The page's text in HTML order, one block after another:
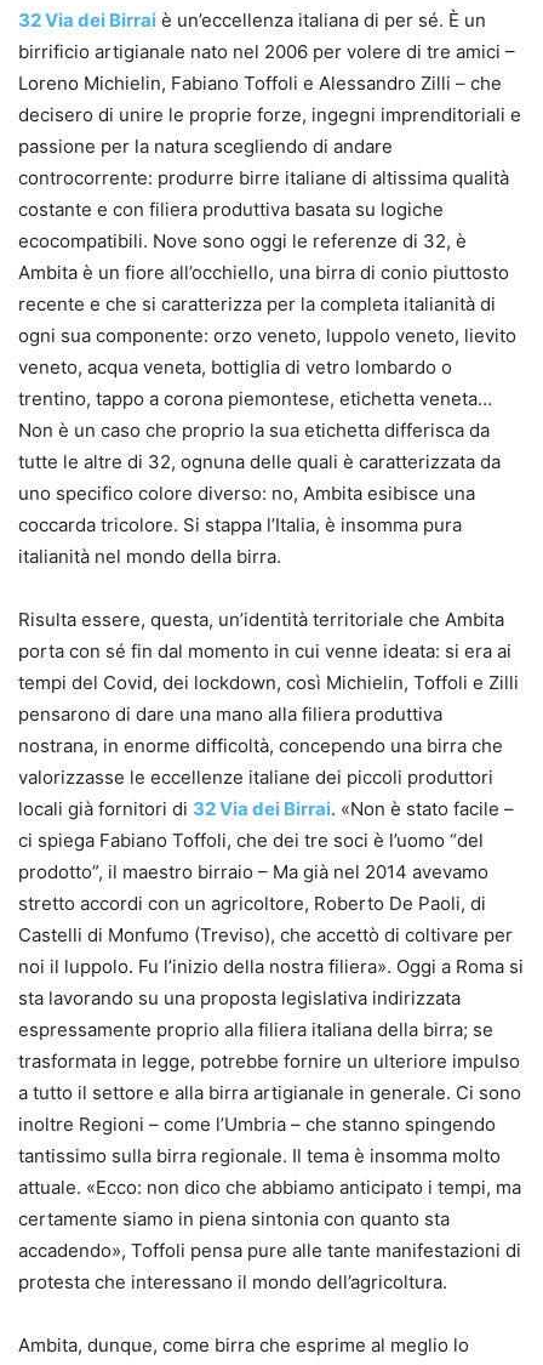
32 Via dei Birrai è un’eccellenza italiana di per sé. È un
birrificio artigianale nato nel 2006 per volere di tre amici –
Loreno Michielin, Fabiano Toffoli e Alessandro Zilli – che
decisero di unire le proprie forze, ingegni imprenditoriali e
passione per la natura scegliendo di andare
controcorrente: produrre birre italiane di altissima qualità
costante e con filiera produttiva basata su logiche
ecocompatibili. Nove sono oggi le referenze di 32, è
Ambita è un fiore all’occhiello, una birra di conio piuttosto
recente e che si caratterizza per la completa italianità di
ogni sua componente: orzo veneto, luppolo veneto, lievito
veneto, acqua veneta, bottiglia di vetro lombardo o
trentino, tappo a corona piemontese, etichetta veneta…
Non è un caso che proprio la sua etichetta differisca da
tutte le altre di 32, ognuna delle quali è caratterizzata da
uno specifico colore diverso: no, Ambita esibisce una
coccarda tricolore. Si stappa l’Italia, è insomma pura
italianità nel mondo della birra.
Risulta essere, questa, un’identità territoriale che Ambita
porta con sé fin dal momento in cui venne ideata: si era ai
tempi del Covid, dei lockdown, così Michielin, Toffoli e Zilli
pensarono di dare una mano alla filiera produttiva
nostrana, in enorme difficoltà, concependo una birra che
valorizzasse le eccellenze italiane dei piccoli produttori
locali già fornitori di 32 Via dei Birrai. «Non è stato facile –
ci spiega Fabiano Toffoli, che dei tre soci è l’uomo “del
prodotto”, il maestro birraio – Ma già nel 2014 avevamo
stretto accordi con un agricoltore, Roberto De Paoli, di
Castelli di Monfumo (Treviso), che accettò di coltivare per
noi il luppolo. Fu l’inizio della nostra filiera». Oggi a Roma si
sta lavorando su una proposta legislativa indirizzata
espressamente proprio alla filiera italiana della birra; se
trasformata in legge, potrebbe fornire un ulteriore impulso
a tutto il settore e alla birra artigianale in generale. Ci sono
inoltre Regioni – come l’Umbria – che stanno spingendo
tantissimo sulla birra regionale. Il tema è insomma molto
attuale. «Ecco: non dico che abbiamo anticipato i tempi, ma
certamente siamo in piena sintonia con quanto sta
accadendo», Toffoli pensa pure alle tante manifestazioni di
protesta che interessano il mondo dell’agricoltura.
Ambita, dunque, come birra che esprime al meglio lo